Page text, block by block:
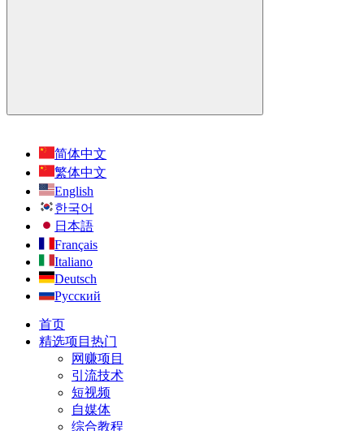
简体中文
繁体中文
English
한국어
日本語
Français
Italiano
Deutsch
Русский
首页
精选项目 热门
网赚项目
引流技术
短视频
自媒体
综合教程